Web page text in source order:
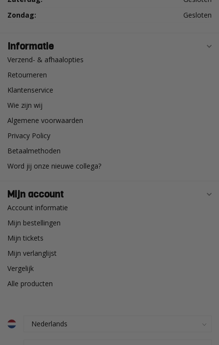
Zondag:
Gesloten
Informatie
Verzend- & afhaalopties
Retourneren
Klantenservice
Wie zijn wij
Algemene voorwaarden
Privacy Policy
Betaalmethoden
Word jij onze nieuwe collega?
Mijn account
Account informatie
Mijn bestellingen
Mijn tickets
Mijn verlanglijst
Vergelijk
Alle producten